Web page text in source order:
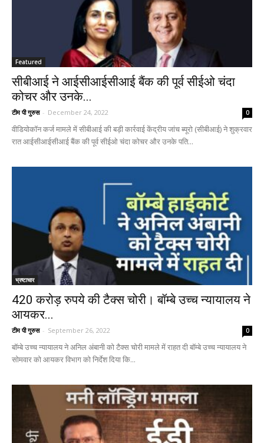
Featured
सीबीआई ने आईसीआईसीआई बैंक की पूर्व सीईओ चंदा
कोचर और उनके...
टीम पी गुरुस - December 24, 2022 0
वीडियोकॉन कर्ज मामले में सीबीआई की बड़ी कार्रवाई केंद्रीय जांच ब्यूरो (सीबीआई) ने शुक्रवार
रात आईसीआईसीआई बैंक की पूर्व सीईओ चंदा कोचर और उनके पति...
भ्रष्टाचार
420 करोड़ रुपये की टैक्स चोरी। बॉम्बे उच्च न्यायालय ने
आयकर...
टीम पी गुरुस - September 26, 2022 0
बॉम्बे उच्च न्यायालय ने अनिल अंबानी को टैक्स चोरी मामले में राहत दी बॉम्बे उच्च न्यायालय ने
सोमवार को आयकर विभाग को निर्देश दिया कि...